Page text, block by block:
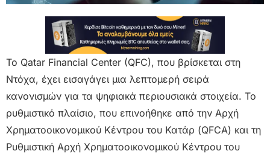
Το Qatar Financial Center (QFC), που βρίσκεται στη
Ντόχα, έχει εισαγάγει μια λεπτομερή σειρά
κανονισμών για τα ψηφιακά περιουσιακά στοιχεία. Το
ρυθμιστικό πλαίσιο, που επινοήθηκε από την Αρχή
Χρηματοοικονομικού Κέντρου του Κατάρ (QFCA) και τη
Ρυθμιστική Αρχή Χρηματοοικονομικού Κέντρου του